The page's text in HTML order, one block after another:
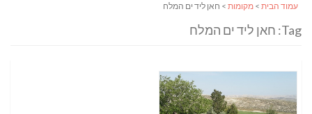
עמוד הבית > מקומות > חאן ליד ים המלח
Tag: חאן ליד ים המלח